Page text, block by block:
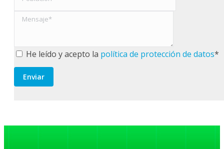
He leído y acepto la política de protección de datos*